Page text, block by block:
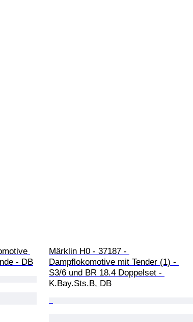
- DB
Märklin H0 - 37187 -
Dampflokomotive mit Tender (1) -
S3/6 und BR 18.4 Doppelset -
K.Bay.Sts.B, DB